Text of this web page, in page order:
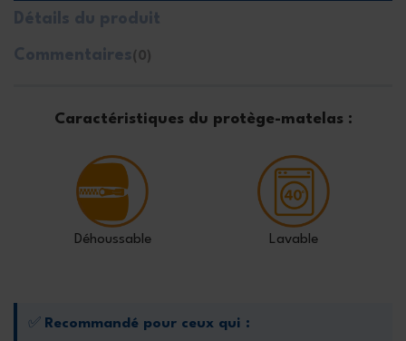
Détails du produit
Commentaires (0)
Caractéristiques du protège-matelas :
Déhoussable Lavable
✅ Recommandé pour ceux qui :